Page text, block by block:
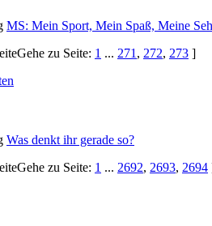
MS: Mein Sport, Mein Spaß, Meine
Gehe zu Seite: 1 ... 271 , 272, 273 ]
Was denkt ihr gerade so?
Gehe zu Seite: 1 ... 2692, 2693, 2694